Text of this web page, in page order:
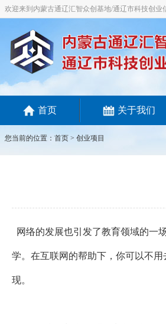
欢迎来到内蒙古通辽汇智众创基地/通辽市科技创业
首页 关于我们
您当前的位置： 首页 > 创业项目
网络的发展也引发了教育领域的一
学。在互联网的帮助下，你可以不
现。